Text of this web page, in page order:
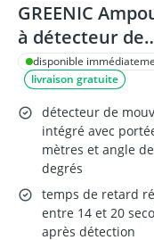
GREENIC
à détecteur de
mouvement
Blanc froid 5000K
disponible
livraison gratuite
détecteur de
intégré avec
mètres et angle
degrés
temps de retard
entre 14 et 20
après détection